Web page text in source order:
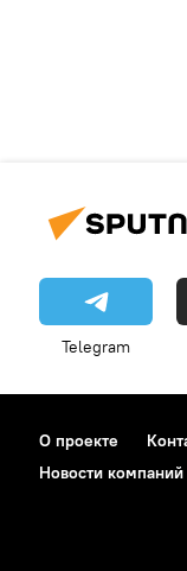
Telegram
О проекте
Новости компаний